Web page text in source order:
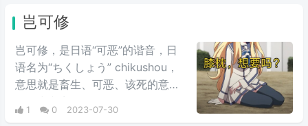
岂可修
岂可修，是日语“可恶”的谐音，日
语名为“ちくしょう” chikushou，
意思就是畜生、可恶、该死的意
思，中文音译是“岂可修”，多用于
二次元。在B站很多评论底下或者
1 0 2023-07-30